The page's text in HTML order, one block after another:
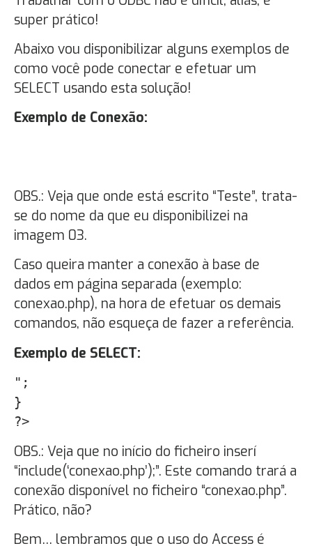
super prático!
Abaixo vou disponibilizar alguns exemplos de
como você pode conectar e efetuar um
SELECT usando esta solução!
Exemplo de Conexão:
OBS.: Veja que onde está escrito “Teste”, trata-
se do nome da que eu disponibilizei na
imagem 03.
Caso queira manter a conexão à base de
dados em página separada (exemplo:
conexao.php), na hora de efetuar os demais
comandos, não esqueça de fazer a referência.
Exemplo de SELECT:
";
}
?>
OBS.: Veja que no início do ficheiro inserí
“include(‘conexao.php’);”. Este comando trará a
conexão disponível no ficheiro “conexao.php”.
Prático, não?
Bem… lembramos que o uso do Access é